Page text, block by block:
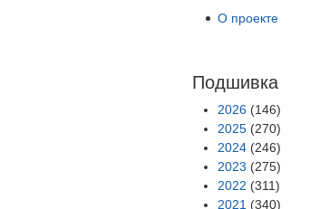
О проекте
Подшивка
2026 (146)
2025 (270)
2024 (246)
2023 (275)
2022 (311)
2021 (340)